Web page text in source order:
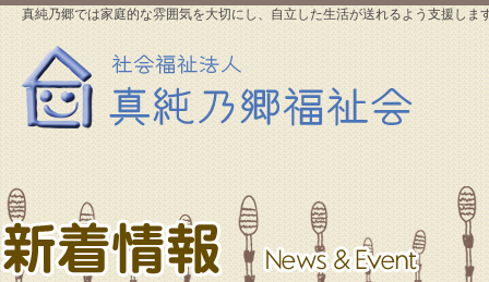
真純乃郷では家庭的な雰囲気を大切にし、自立した生活が送れるよう支援しま